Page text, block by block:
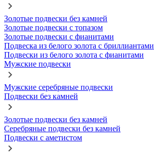
Золотые подвески без камней
Золотые подвески с топазом
Золотые подвески с фианитами
Подвеска из белого золота с бриллиантами
Подвески из белого золота с фианитами
Мужские подвески
Мужские серебряные подвески
Подвески без камней
Золотые подвески без камней
Серебряные подвески без камней
Подвески с аметистом